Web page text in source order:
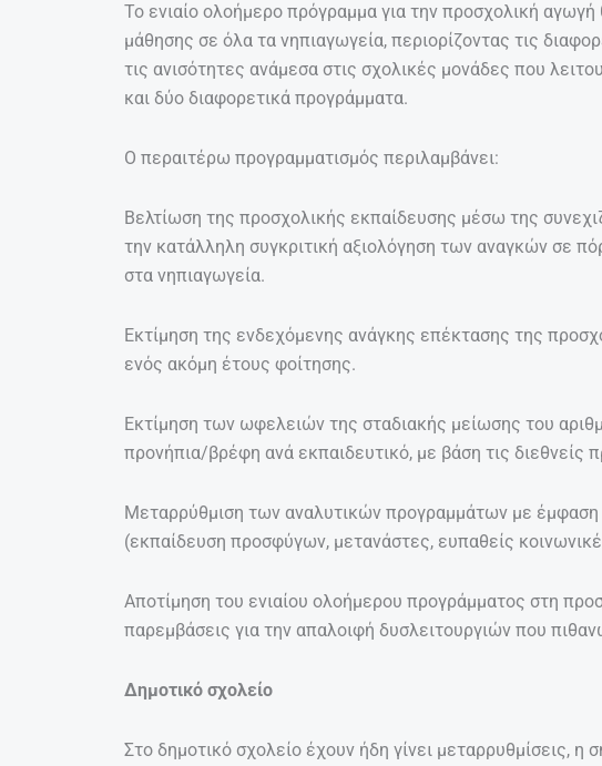
Το ενιαίο ολοήμερο πρόγραμμα για την προσχολική αγωγή
μάθησης σε όλα τα νηπιαγωγεία, περιορίζοντας τις
τις ανισότητες ανάμεσα στις σχολικές μονάδες που
και δύο διαφορετικά προγράμματα.
Ο περαιτέρω προγραμματισμός περιλαμβάνει:
Βελτίωση της προσχολικής εκπαίδευσης μέσω της
την κατάλληλη συγκριτική αξιολόγηση των αναγκών σε
στα νηπιαγωγεία.
Εκτίμηση της ενδεχόμενης ανάγκης επέκτασης της
ενός ακόμη έτους φοίτησης.
Εκτίμηση των ωφελειών της σταδιακής μείωσης του
προνήπια/βρέφη ανά εκπαιδευτικό, με βάση τις διεθνείς
Μεταρρύθμιση των αναλυτικών προγραμμάτων με έμφαση
(εκπαίδευση προσφύγων, μετανάστες, ευπαθείς
Αποτίμηση του ενιαίου ολοήμερου προγράμματος στη
παρεμβάσεις για την απαλοιφή δυσλειτουργιών που
Δημοτικό σχολείο
Στο δημοτικό σχολείο έχουν ήδη γίνει μεταρρυθμίσεις, η